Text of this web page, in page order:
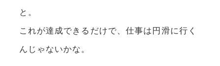
と。
これが達成できるだけで、仕事は円滑に行く
んじゃないかな。